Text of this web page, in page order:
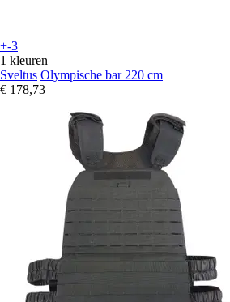
+-3
1 kleuren
Sveltus Olympische bar 220 cm
€ 178,73